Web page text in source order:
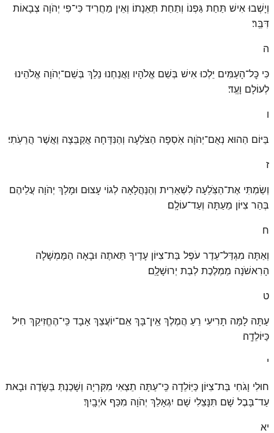
וְיָשְׁבוּ אִישׁ תַּחַת גַּפְנוֹ וְתַחַת תְּאֵנָתוֹ וְאֵין מַחֲרִיד כִּי־פִי יְהֹוָה צְבָאוֹת
דִּבֵּֽר׃
ה
כִּי כׇּל־הָעַמִּים יֵלְכוּ אִישׁ בְּשֵׁם אֱלֹהָיו וַאֲנַחְנוּ נֵלֵךְ בְּשֵׁם־יְהֹוָה אֱלֹהֵינוּ
לְעוֹלָם וָעֶֽד׃
ו
בַּיּוֹם הַהוּא נְאֻם־יְהֹוָה אֹֽסְפָה הַצֹּלֵעָה וְהַנִּדָּחָה אֲקַבֵּצָה וַאֲשֶׁר הֲרֵעֹֽתִי׃
ז
וְשַׂמְתִּי אֶת־הַצֹּֽלֵעָה לִשְׁאֵרִית וְהַנַּהֲלָאָה לְגוֹי עָצוּם וּמָלַךְ יְהֹוָה עֲלֵיהֶם
בְּהַר צִיּוֹן מֵעַתָּה וְעַד־עוֹלָֽם׃
ח
וְאַתָּה מִגְדַּל־עֵדֶר עֹפֶל בַּת־צִיּוֹן עָדֶיךָ תֵּאתֶה וּבָאָה הַמֶּמְשָׁלָה
הָרִאשֹׁנָה מַמְלֶכֶת לְבַת יְרוּשָׁלָֽ͏ִם׃
ט
עַתָּה לָמָּה תָרִיעִי רֵעַ הֲמֶלֶךְ אֵֽין־בָּךְ אִֽם־יוֹעֲצֵךְ אָבָד כִּֽי־הֶחֱזִיקֵךְ חִיל
כַּיּוֹלֵדָֽה׃
י
חוּלִי וָגֹחִי בַּת־צִיּוֹן כַּיּֽוֹלֵדָה כִּֽי־עַתָּה תֵצְאִי מִקִּרְיָה וְשָׁכַנְתְּ בַּשָּׂדֶה וּבָאת
עַד־בָּבֶל שָׁם תִּנָּצֵלִי שָׁם יִגְאָלֵךְ יְהֹוָה מִכַּף אֹיְבָֽיִךְ׃
יא